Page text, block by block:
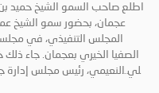
اطلع صاحب السمو الشيخ حميد
عجمان، بحضور سمو الشيخ
المجلس التنفيذي، في
الصفيا الخيري بعجمان. جاء
علي النعيمي، رئيس مجلس إدارة
بن محمد النعيمي، مدير عام